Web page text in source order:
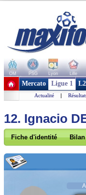
OM PSG Lyon Lille
+ de clubs
Mercato Ligue 1
Actualité |
12. Ignacio
Fiche d'identité Bilan